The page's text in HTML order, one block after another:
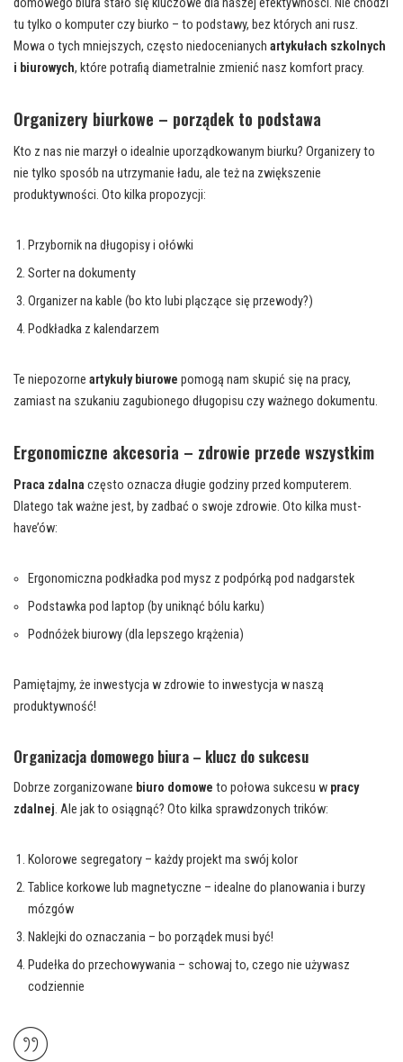
tu tylko o komputer czy biurko – to podstawy, bez których ani rusz.
Mowa o tych mniejszych, często niedocenianych artykułach szkolnych
i biurowych, które potrafią diametralnie zmienić nasz komfort pracy.
Organizery biurkowe – porządek to podstawa
Kto z nas nie marzył o idealnie uporządkowanym biurku? Organizery to
nie tylko sposób na utrzymanie ładu, ale też na zwiększenie
produktywności. Oto kilka propozycji:
Przybornik na długopisy i ołówki
Sorter na dokumenty
Organizer na kable (bo kto lubi plączące się przewody?)
Podkładka z kalendarzem
Te niepozorne artykuły biurowe pomogą nam skupić się na pracy,
zamiast na szukaniu zagubionego długopisu czy ważnego dokumentu.
Ergonomiczne akcesoria – zdrowie przede wszystkim
Praca zdalna często oznacza długie godziny przed komputerem.
Dlatego tak ważne jest, by zadbać o swoje zdrowie. Oto kilka must-
have’ów:
Ergonomiczna podkładka pod mysz z podpórką pod nadgarstek
Podstawka pod laptop (by uniknąć bólu karku)
Podnóżek biurowy (dla lepszego krążenia)
Pamiętajmy, że inwestycja w zdrowie to inwestycja w naszą
produktywność!
Organizacja domowego biura – klucz do sukcesu
Dobrze zorganizowane biuro domowe to połowa sukcesu w pracy
zdalnej. Ale jak to osiągnąć? Oto kilka sprawdzonych trików:
Kolorowe segregatory – każdy projekt ma swój kolor
Tablice korkowe lub magnetyczne – idealne do planowania i burzy
mózgów
Naklejki do oznaczania – bo porządek musi być!
Pudełka do przechowywania – schowaj to, czego nie używasz
codziennie